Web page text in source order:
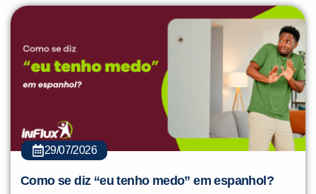
29/07/2026
Como se diz “eu tenho medo” em espanhol?